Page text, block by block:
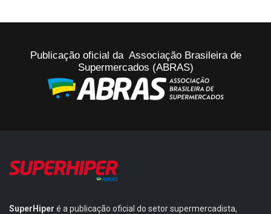
Publicação oficial da Associação Brasileira de
Supermercados (ABRAS)
SuperHiper é a publicação oficial do setor supermercadista,